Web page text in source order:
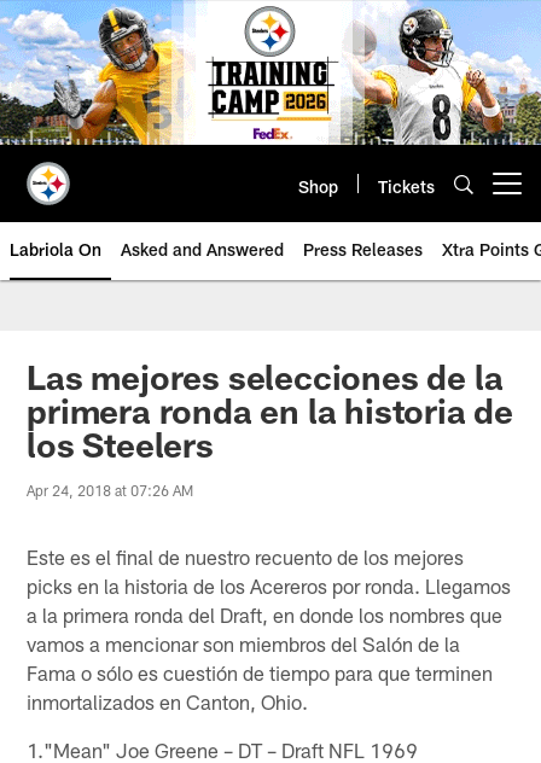
Skip
to
main
content
Shop Tickets
Labriola On Asked and Answered Press Releases Xtra Points
Las mejores selecciones de la
primera ronda en la historia de
los Steelers
Apr 24, 2018 at 07:26 AM
Este es el final de nuestro recuento de los mejores
picks en la historia de los Acereros por ronda. Llegamos
a la primera ronda del Draft, en donde los nombres que
vamos a mencionar son miembros del Salón de la
Fama o sólo es cuestión de tiempo para que terminen
inmortalizados en Canton, Ohio.
1."Mean" Joe Greene – DT – Draft NFL 1969